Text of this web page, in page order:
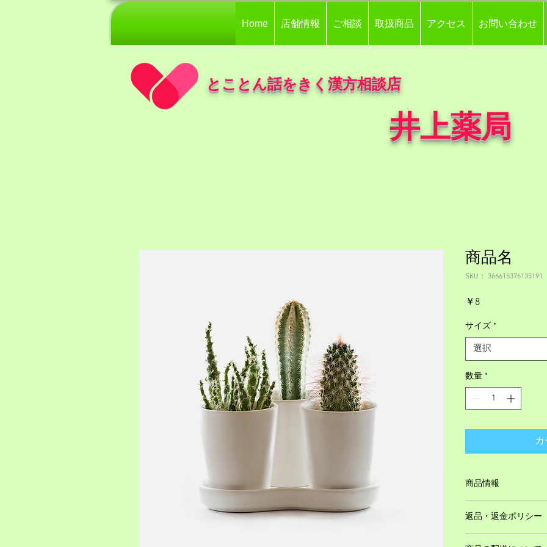
Home 店舗情報 ご相談 取扱商品 アクセス お問い合わせ
とことん話をきく漢方相談店
井上薬局
商品名
SKU： 366615376135191
￥8
サイズ *
選択
数量 *
商品情報
明に加え、商品の特
しましょう。
返品・返金ポリシー